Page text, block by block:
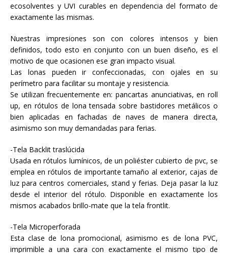
ecosolventes y UVI curables en dependencia del formato de
exactamente las mismas.
Nuestras impresiones son con colores intensos y bien
definidos, todo esto en conjunto con un buen diseño, es el
motivo de que ocasionen ese gran impacto visual.
Las lonas pueden ir confeccionadas, con ojales en su
perímetro para facilitar su montaje y resistencia.
Se utilizan frecuentemente en: pancartas anunciativas, en roll
up, en rótulos de lona tensada sobre bastidores metálicos o
bien aplicadas en fachadas de naves de manera directa,
asimismo son muy demandadas para ferias.
-Tela Backlit traslúcida
Usada en rótulos lumínicos, de un poliéster cubierto de pvc, se
emplea en rótulos de importante tamaño al exterior, cajas de
luz para centros comerciales, stand y ferias. Deja pasar la luz
desde el interior del rótulo. Disponible en exactamente los
mismos acabados brillo-mate que la tela frontlit.
-Tela Microperforada
Esta clase de lona promocional, asimismo es de lona PVC,
imprimible a una cara con exactamente el mismo tipo de